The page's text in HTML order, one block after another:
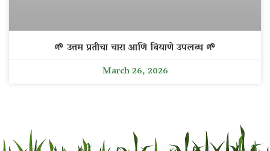
🌱 उत्तम प्रतीचा चारा आणि बियाणे उपलब्ध 🌱
March 26, 2026